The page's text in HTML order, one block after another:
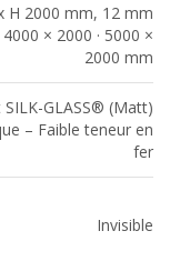
H 2000 mm, 12 mm
× 2000 · 5000 ×
2000 mm
GLASS® (Matt)
– Faible teneur en
fer
Invisible